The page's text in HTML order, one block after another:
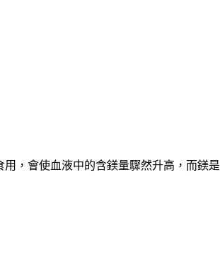
，會使血液中的含鎂量驟然升高，而鎂是